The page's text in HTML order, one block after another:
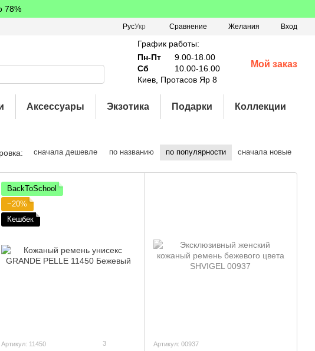
78%
РусУкр Сравнение Желания Вход
График работы:
Пн-Пт
9.00-18.00
Сб
10.00-16.00
Киев, Протасов Яр 8
Мой заказ
Аксессуары Экзотика Подарки Коллекции
сначала дешевле по названию по популярности сначала новые
BackToSchool
−20%
Кешбек
Артикул: 11450 3 Артикул: 00937